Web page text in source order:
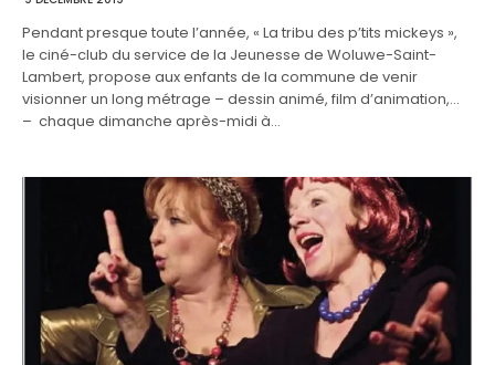
Pendant presque toute l’année, « La tribu des p’tits mickeys »,
le ciné-club du service de la Jeunesse de Woluwe-Saint-
Lambert, propose aux enfants de la commune de venir
visionner un long métrage – dessin animé, film d’animation,…
– chaque dimanche après-midi à…